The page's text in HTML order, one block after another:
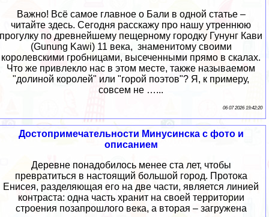
Важно! Всё самое главное о Бали в одной статье –
читайте здесь. Сегодня расскажу про нашу утреннюю
прогулку по древнейшему пещерному городку Гунунг Кави
(Gunung Kawi) 11 века, знаменитому своими
королевскими гробницами, высеченными прямо в скалах.
Что же привлекло нас в этом месте, также называемом
"долиной королей" или "горой поэтов"? Я, к примеру,
совсем не …...
06 07 2026 19:42:20
Достопримечательности Минусинска с фото и
описанием
Деревне понадобилось менее ста лет, чтобы
превратиться в настоящий большой город. Протока
Енисея, разделяющая его на две части, является линией
контраста: одна часть хранит на своей территории
строения позапрошлого века, а вторая – загружена